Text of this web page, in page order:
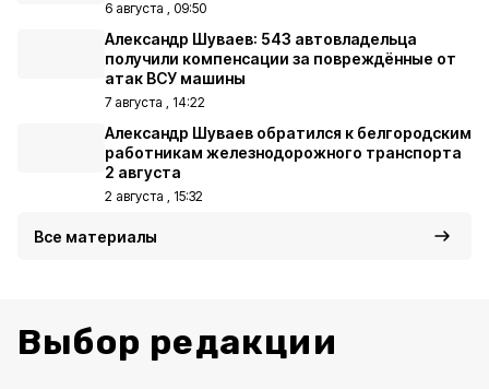
6 августа , 09:50
Александр Шуваев: 543 автовладельца
получили компенсации за повреждённые от
атак ВСУ машины
7 августа , 14:22
Александр Шуваев обратился к белгородским
работникам железнодорожного транспорта
2 августа
2 августа , 15:32
Все материалы
Выбор редакции